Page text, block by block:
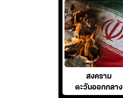
สงคราม
ตะวันออกกลาง